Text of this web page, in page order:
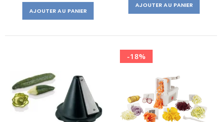
AJOUTER AU PANIER
AJOUTER AU PANIER
-18%